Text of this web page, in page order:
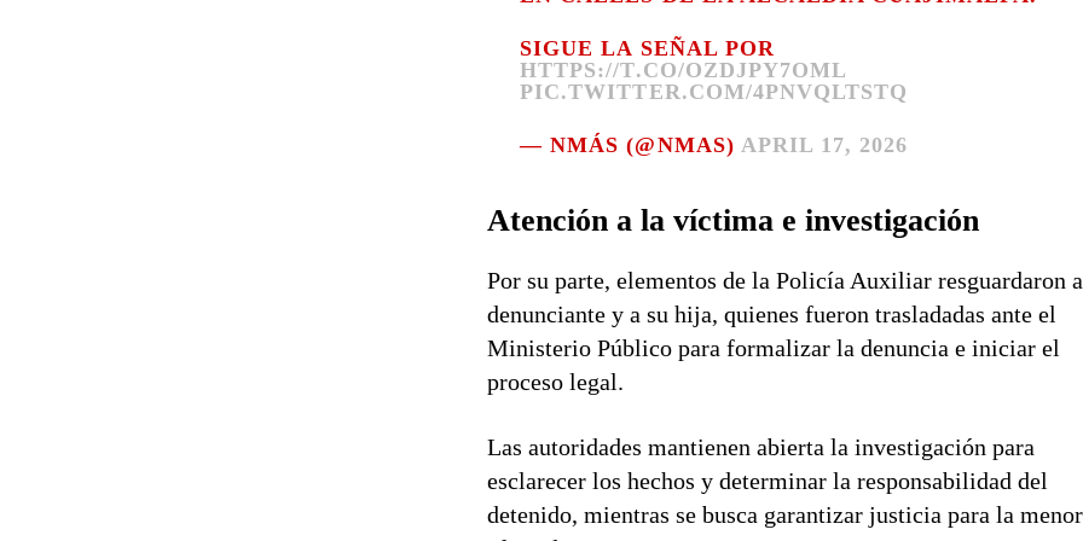
SIGUE LA SEÑAL POR
HTTPS://T.CO/OZDJPY7OML
PIC.TWITTER.COM/4PNVQLTSTQ
— NMÁS (@NMAS) APRIL 17, 2026
Atención a la víctima e investigación
Por su parte, elementos de la Policía Auxiliar resguardaron
denunciante y a su hija, quienes fueron trasladadas ante el
Ministerio Público para formalizar la denuncia e iniciar el
proceso legal.
Las autoridades mantienen abierta la investigación para
esclarecer los hechos y determinar la responsabilidad del
detenido, mientras se busca garantizar justicia para la menor